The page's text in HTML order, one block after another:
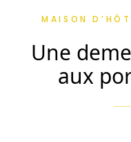
MAISON
Une
aux